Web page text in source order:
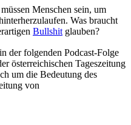
Menschen sein, um
Was braucht
Bullshit glauben?
der folgenden Podcast-Folge
österreichischen Tageszeitung
um die Bedeutung des
von